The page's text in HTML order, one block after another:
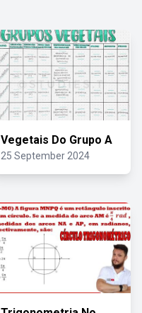
Vegetais Do Grupo A
25 September 2024